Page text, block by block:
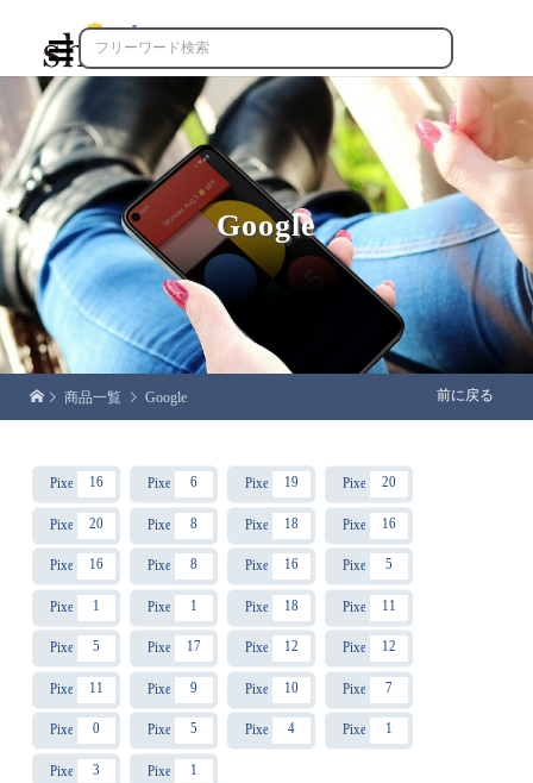

Google
商品一覧 Google 前に戻る
Pixel8 16 Pixel8 Pro
6 Pixel8a 19 Pixel9 20
Pixel9 Pro
20 Pixel9 Pro XL
8 Pixel9a 18 Pixel1016
Pixel10 Pro
16 Pixel10 Pro XL
8 Pixel10a16 Pixel11 5
Pixel11 Pro
1 Pixel11 Pro XL
1 Pixel7a 18 Pixel7 11
Pixel7 Pro
5 Pixel6a 17 Pixel6 Pro
12 Pixel6 12
Pixel5a 11 Pixel5 9 Pixel4a 5G
10 Pixel4a 7
Pixel4 XL
0 Pixel4 5 Pixel3a 4 Pixel3a XL
1
Pixel3 3 Pixel3 XL
1